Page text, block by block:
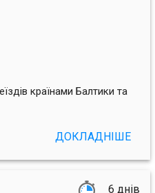
країнами Балтики та
ДОКЛАДНІШЕ
6 днів